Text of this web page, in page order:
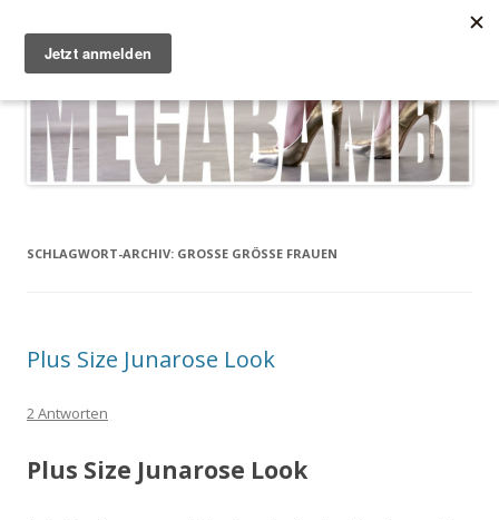
Megabambi
SCHLAGWORT-ARCHIV: GROSSE GRÖSSE FRAUEN
Plus Size Junarose Look
2 Antworten
Plus Size Junarose Look